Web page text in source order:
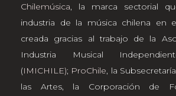
Chilemúsica, la marca sectorial
industria de la música chilena en
creada gracias al trabajo de la
Industria Musical
(IMICHILE); ProChile, la
las Artes, la Corporación de